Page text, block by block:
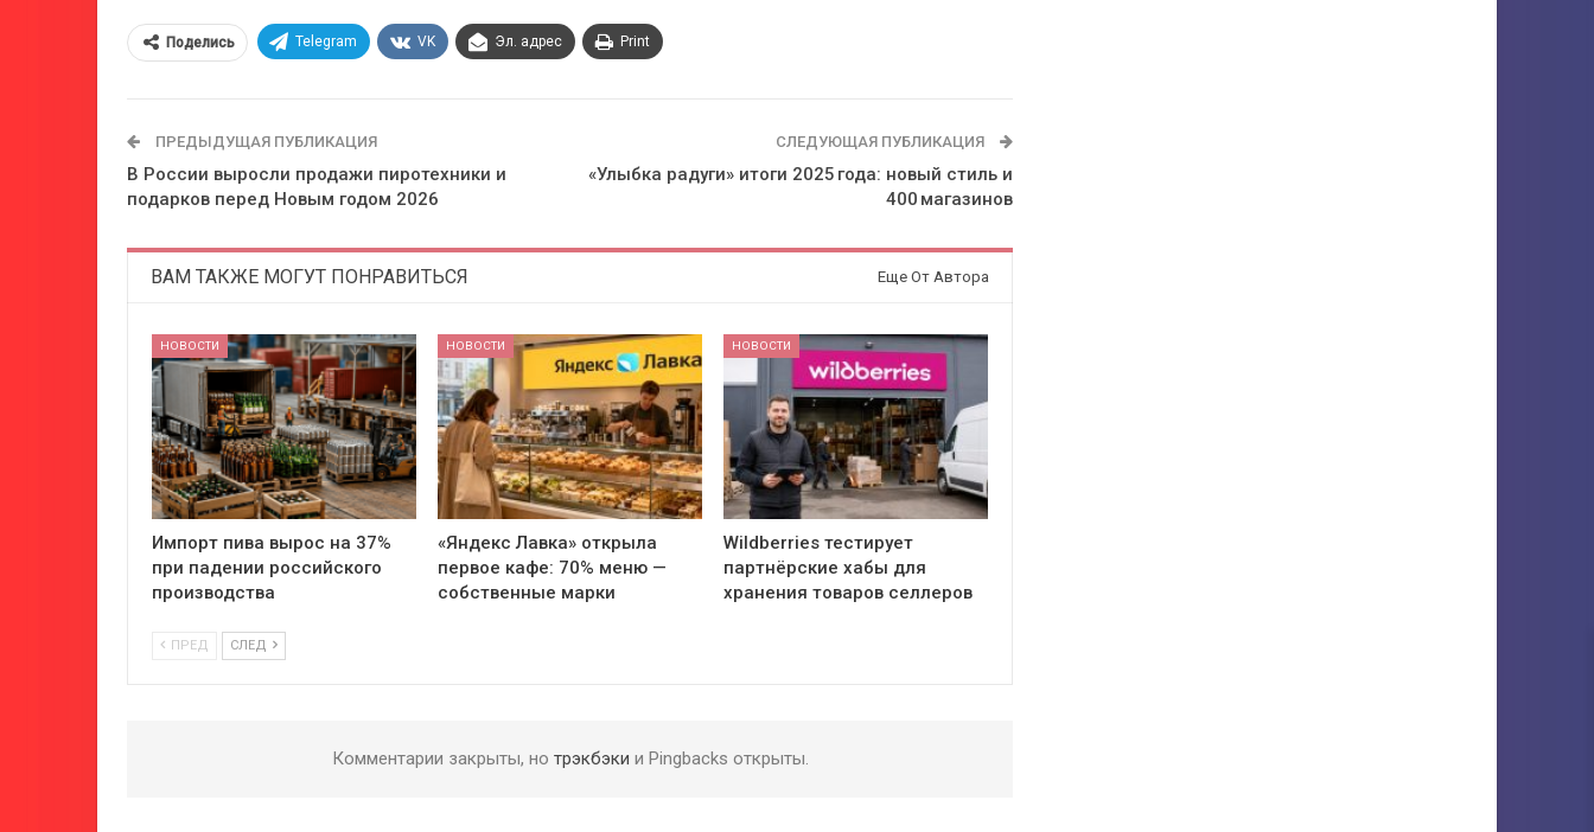
Поделись Telegram VK Эл. адрес Print
ПРЕДЫДУЩАЯ ПУБЛИКАЦИЯ
В России выросли продажи пиротехники и
подарков перед Новым годом 2026
СЛЕДУЮЩАЯ ПУБЛИКАЦИЯ
«Улыбка радуги» итоги 2025 года: новый стиль и
400 магазинов
ВАМ ТАКЖЕ МОГУТ ПОНРАВИТЬСЯ Еще От Автора
НОВОСТИ
Импорт пива вырос на 37%
при падении российского
производства
НОВОСТИ
«Яндекс Лавка» открыла
первое кафе: 70% меню —
собственные марки
НОВОСТИ
Wildberries тестирует
партнёрские хабы для
хранения товаров селлеров
ПРЕД СЛЕД
Комментарии закрыты, но трэкбэки и Pingbacks открыты.